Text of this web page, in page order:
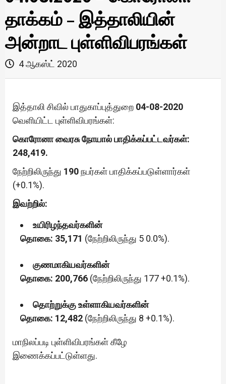
தாக்கம் – இத்தாலியின்
அன்றாட புள்ளிவிபரங்கள்
4 ஆகஸ்ட் 2020
இத்தாலி சிவில் பாதுகாப்புத்துறை 04-08-2020
வெளியிட்ட புள்ளிவிபரங்கள்:
கொரோனா வைரசு நோயால் பாதிக்கப்பட்டவர்கள்:
248,419.
நேற்றிலிருந்து 190நபர்கள் பாதிக்கப்படுள்ளார்கள்
(+0.1%).
இவற்றில்:
உயிரிழந்தவர்களின்
தொகை: 35,171 (நேற்றிலிருந்து 5 0.0%).
குணமாகியவர்களின்
தொகை: 200,766 (நேற்றிலிருந்து 177 +0.1%).
தொற்றுக்கு உள்ளாகியவர்களின்
தொகை: 12,482 (நேற்றிலிருந்து 8 +0.1%).
மாநிலப்படி புள்ளிவிபரங்கள் கீழே
இணைக்கப்பட்டுள்ளது.